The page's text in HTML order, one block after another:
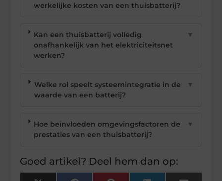
werkelijke kosten van een thuisbatterij?
Kan een thuisbatterij volledig
onafhankelijk van het elektriciteitsnet
werken?
▼
Welke rol speelt systeemintegratie in de
waarde van een batterij?
▼
Hoe beïnvloeden omgevingsfactoren de
prestaties van een thuisbatterij?
▼
Goed artikel? Deel hem dan op: